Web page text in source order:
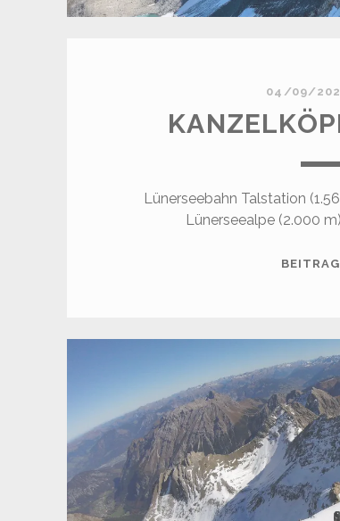
04/09/
Lünerseebahn Talstation
Lünerseealpe (2.000